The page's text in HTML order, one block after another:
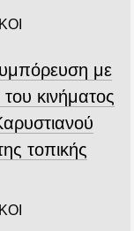
με
κινήματος
τοπικής